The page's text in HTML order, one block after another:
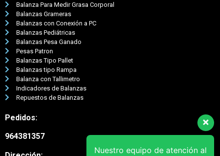
Balanza Para Medir Grasa Corporal
Balanzas Grameras
Balanzas con Conexión a PC
Balanzas Pediátricas
Balanzas Pesa Ganado
Pesas Patron
Balanzas Tipo Pallet
Balanzas tipo Rampa
Balanza con Tallimetro
Indicadores de Balanzas
Repuestos de Balanzas
Pedidos:
964381357
Nuestro equipo de atención al